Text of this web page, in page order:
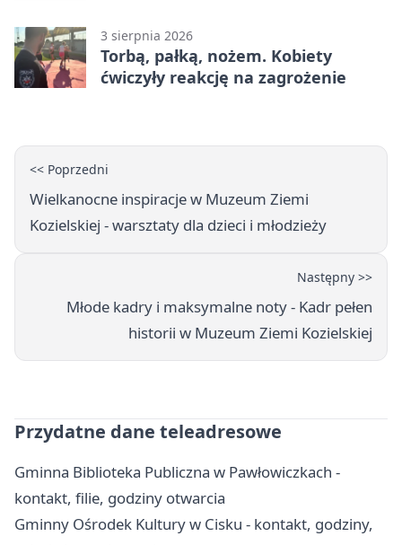
3 sierpnia 2026
Torbą, pałką, nożem. Kobiety
ćwiczyły reakcję na zagrożenie
<< Poprzedni
Wielkanocne inspiracje w Muzeum Ziemi
Kozielskiej - warsztaty dla dzieci i młodzieży
Następny >>
Młode kadry i maksymalne noty - Kadr pełen
historii w Muzeum Ziemi Kozielskiej
Przydatne dane teleadresowe
Gminna Biblioteka Publiczna w Pawłowiczkach -
kontakt, filie, godziny otwarcia
Gminny Ośrodek Kultury w Cisku - kontakt, godziny,